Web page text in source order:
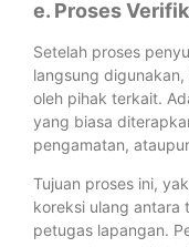
e. Proses
Setelah proses
langsung
oleh pihak terkait.
yang biasa
pengamatan,
Tujuan proses ini,
koreksi ulang antara
petugas lapangan.